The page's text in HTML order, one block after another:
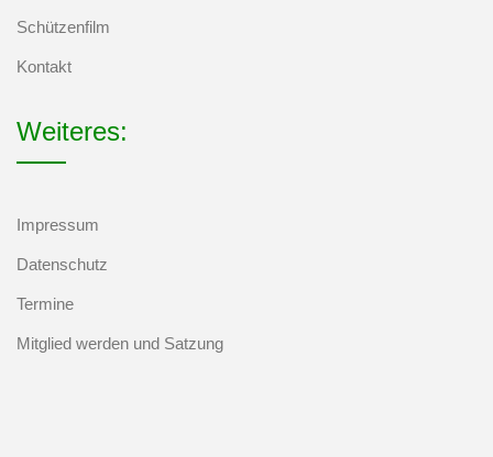
Schützenfilm
Kontakt
Weiteres:
Impressum
Datenschutz
Termine
Mitglied werden und Satzung